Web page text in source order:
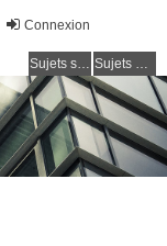
Connexion
Sujets sans réponse Sujets actifs